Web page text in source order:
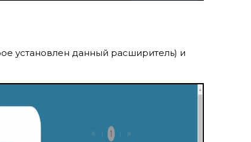
установлен данный расширитель) и